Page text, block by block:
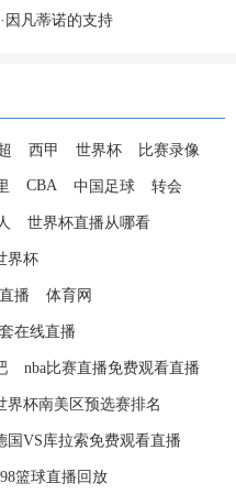
因凡蒂诺的支持
西甲 世界杯 比赛录像
CBA 中国足球 转会
世界杯直播从哪看
界杯
播 体育网
在线直播
nba比赛直播免费观看直播
界杯南美区预选赛排名
国VS库拉索免费观看直播
98篮球直播回放